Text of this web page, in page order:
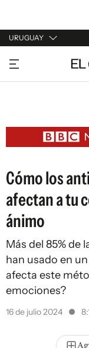
URUGUAY
URUGUAY
ARGENTINA
ESTADOS UNIDOS
Cómo los
afectan a tu
ánimo
Más del 85% de
han usado en
afecta este
emociones?
16 de julio 2024